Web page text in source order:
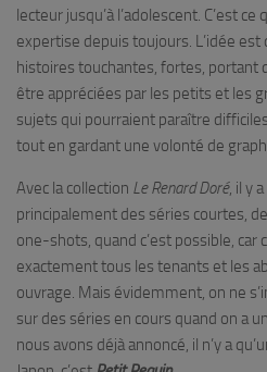
lecteur jusqu’à l’adolescent. C’est
expertise depuis toujours. L’idée est
histoires touchantes, fortes, portant
être appréciées par les petits et les
sujets qui pourraient paraître
tout en gardant une volonté de
Avec la collection Le Renard Doré, il y
principalement des séries courtes,
one-shots, quand c’est possible,
exactement tous les tenants et les
ouvrage. Mais évidemment, on ne
sur des séries en cours quand on a
nous avons déjà annoncé, il n’y a